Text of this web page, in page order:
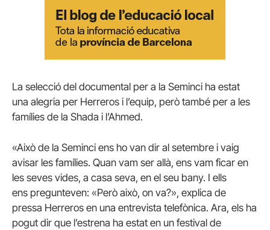
La selecció del documental per a la Seminci ha estat
una alegria per Herreros i l’equip, però també per a les
famílies de la Shada i l’Ahmed.
«Això de la Seminci ens ho van dir al setembre i vaig
avisar les famílies. Quan vam ser allà, ens vam ficar en
les seves vides, a casa seva, en el seu bany. I ells
ens pregunteven: «Però això, on va?», explica de
pressa Herreros en una entrevista telefònica. Ara, els ha
pogut dir que l’estrena ha estat en un festival de